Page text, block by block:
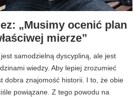
„Musimy ocenić plan
mierze”
samodzielną dyscypliną, ale jest
wiedzy. Aby lepiej zrozumieć
dobra znajomość historii. I to, że obie
powiązane. Z tego powodu na